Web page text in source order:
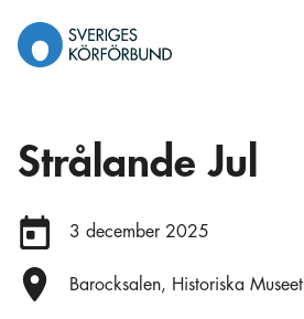
innehåll
Strålande Jul
Datum:
3 december 2025
Plats:
Barocksalen, Historiska Museet